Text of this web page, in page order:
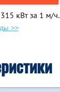
кВт за 1 м/ч.
>>